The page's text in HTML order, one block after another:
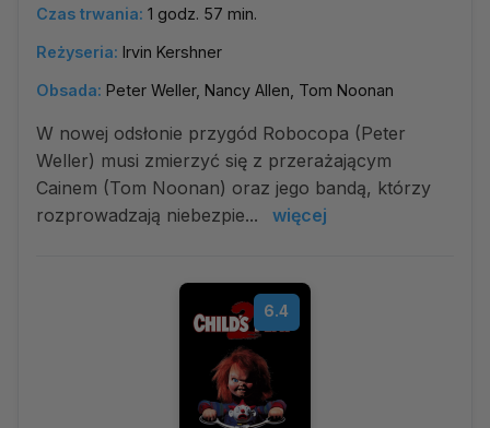
Czas trwania: 1 godz. 57 min.
Reżyseria: Irvin Kershner
Obsada: Peter Weller, Nancy Allen, Tom Noonan
W nowej odsłonie przygód Robocopa (Peter
Weller) musi zmierzyć się z przerażającym
Cainem (Tom Noonan) oraz jego bandą, którzy
rozprowadzają niebezpie...
więcej
6.4